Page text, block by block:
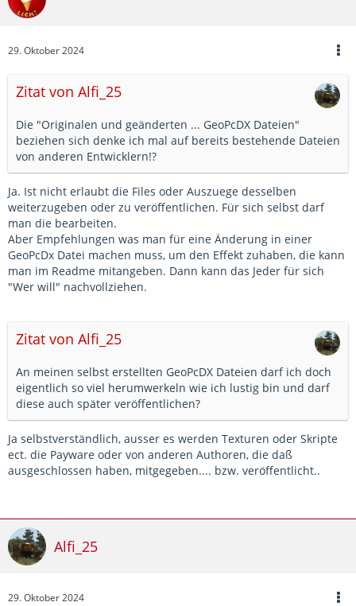
29. Oktober 2024
Zitat von Alfi_25
Die "Originalen und geänderten ... GeoPcDX Dateien"
beziehen sich denke ich mal auf bereits bestehende Dateien
von anderen Entwicklern!?
Ja. Ist nicht erlaubt die Files oder Auszuege desselben
weiterzugeben oder zu veröffentlichen. Für sich selbst darf
man die bearbeiten.
Aber Empfehlungen was man für eine Änderung in einer
GeoPcDx Datei machen muss, um den Effekt zuhaben, die kann
man im Readme mitangeben. Dann kann das Jeder für sich
"Wer will" nachvollziehen.
Zitat von Alfi_25
An meinen selbst erstellten GeoPcDX Dateien darf ich doch
eigentlich so viel herumwerkeln wie ich lustig bin und darf
diese auch später veröffentlichen?
Ja selbstverständlich, ausser es werden Texturen oder Skripte
ect. die Payware oder von anderen Authoren, die daß
ausgeschlossen haben, mitgegeben.... bzw. veröffentlicht..
Alfi_25
29. Oktober 2024